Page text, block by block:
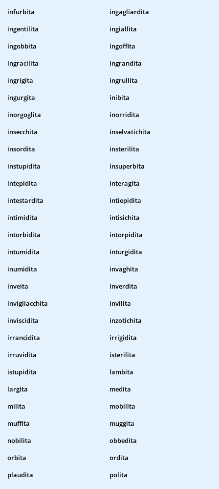
infurbita
ingagliardita
ingentilita
ingiallita
ingobbita
ingoffita
ingracilita
ingrandita
ingrigita
ingrullita
ingurgita
inibita
inorgoglita
inorridita
insecchita
inselvatichita
insordita
insterilita
instupidita
insuperbita
intepidita
interagita
intestardita
intiepidita
intimidita
intisichita
intorbidita
intorpidita
intumidita
inturgidita
inumidita
invaghita
inveita
inverdita
invigliacchita
invilita
inviscidita
inzotichita
irrancidita
irrigidita
irruvidita
isterilita
istupidita
lambita
largita
medita
milita
mobilita
muffita
muggita
nobilita
obbedita
orbita
ordita
plaudita
polita